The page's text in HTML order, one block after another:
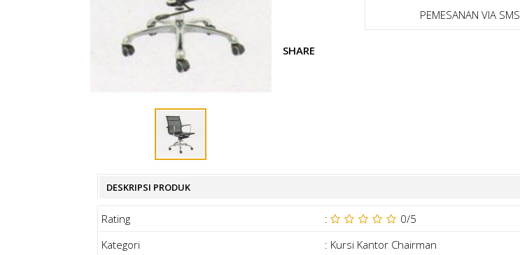
PEMESANAN VIA SMS
SHARE
DESKRIPSI PRODUK
Rating : 0/5
Kategori
: Kursi Kantor Chairman